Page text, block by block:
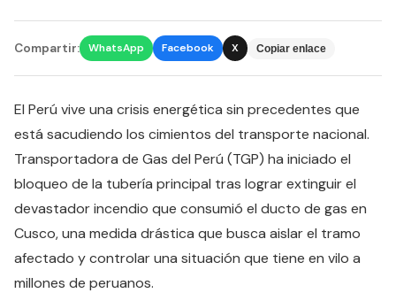
Compartir: WhatsApp Facebook X Copiar enlace
El Perú vive una crisis energética sin precedentes que
está sacudiendo los cimientos del transporte nacional.
Transportadora de Gas del Perú (TGP) ha iniciado el
bloqueo de la tubería principal tras lograr extinguir el
devastador incendio que consumió el ducto de gas en
Cusco, una medida drástica que busca aislar el tramo
afectado y controlar una situación que tiene en vilo a
millones de peruanos.